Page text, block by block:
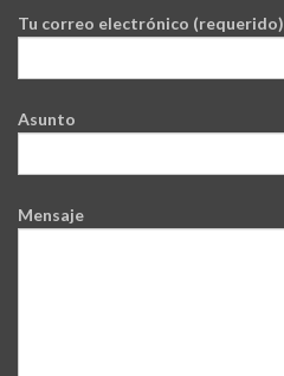
Tu correo electrónico (requerido)
Asunto
Mensaje